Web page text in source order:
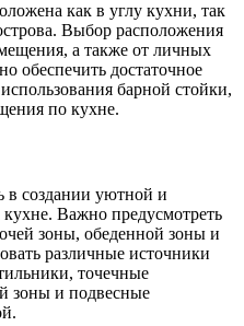
как в углу кухни, так
Выбор расположения
а также от личных
обеспечить достаточное
барной стойки,
по кухне.
в создании уютной и
Важно предусмотреть
зоны, обеденной зоны и
различные источники
точечные
зоны и подвесные